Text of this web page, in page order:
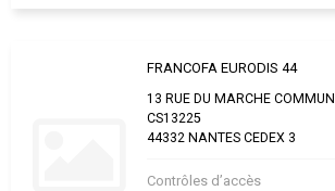
FRANCOFA EURODIS 44
13 RUE DU MARCHE COMMUN
CS13225
44332 NANTES CEDEX 3
Contrôles d’accès